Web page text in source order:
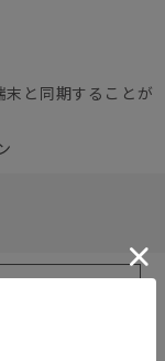
と同期することが